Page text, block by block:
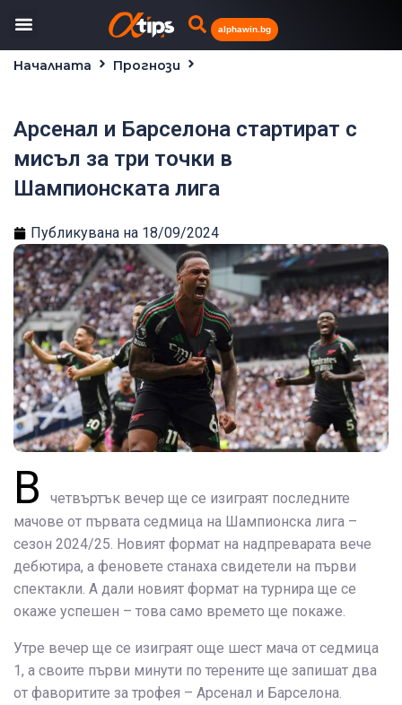
alphawin.bg
Началната
Прогнози
Арсенал и Барселона стартират с
мисъл за три точки в
Шампионската лига
Публикувана на 18/09/2024
В
четвъртък вечер ще се изиграят последните
мачове от първата седмица на Шампионска лига –
сезон 2024/25. Новият формат на надпреварата вече
дебютира, а феновете станаха свидетели на първи
спектакли. А дали новият формат на турнира ще се
окаже успешен – това само времето ще покаже.
Утре вечер ще се изиграят още шест мача от седмица
1, а своите първи минути по терените ще запишат два
от фаворитите за трофея – Арсенал и Барселона.